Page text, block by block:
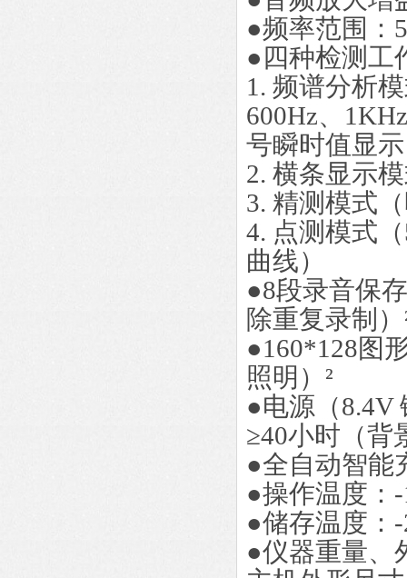
●频率范围：
●四种检测工
1. 频谱分析
600Hz、
号瞬时值显
2. 横条显示
3. 精测模式
4. 点测模式
曲线）
●8段录音保
除重复录制）
●160*128图
照明）²
●电源（8.4V
≥40小时（背
●全自动智能
●操作温度：
●储存温度
●仪器重量、